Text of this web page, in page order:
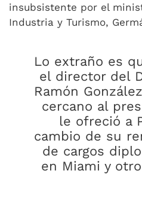
insubsistente por el
Industria y Turismo,
Lo extraño es
el director del
Ramón
cercano al
le ofreció a
cambio de su
de cargos
en Miami y